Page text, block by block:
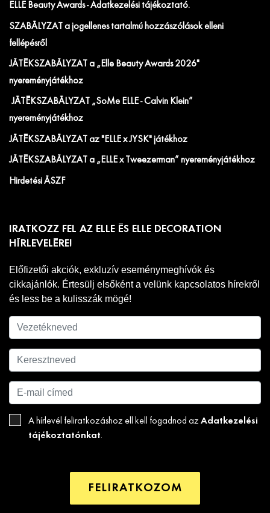
ELLE Beauty Awards - Adatkezelési tájékoztató.
SZABÁLYZAT a jogellenes tartalmú hozzászólások elleni
fellépésről
JÁTÉKSZABÁLYZAT a „Elle Beauty Awards 2026"
nyereményjátékhoz
JÁTÉKSZABÁLYZAT „SoMe ELLE - Calvin Klein”
nyereményjátékhoz
JÁTÉKSZABÁLYZAT az "ELLE x JYSK" játékhoz
JÁTÉKSZABÁLYZAT a „ELLE x Tweezerman” nyereményjátékhoz
Hirdetési ÁSZF
IRATKOZZ FEL AZ ELLE ÉS ELLE DECORATION
HÍRLEVELÉRE!
Előfizetői akciók, exkluzív eseménymeghívók és
cikkajánlók. Értesülj elsőként a velünk kapcsolatos hírekről
és less be a kulisszák mögé!
A hírlevél feliratkozáshoz ell kell fogadnod az Adatkezelési
tájékoztatónkat.
FELIRATKOZOM